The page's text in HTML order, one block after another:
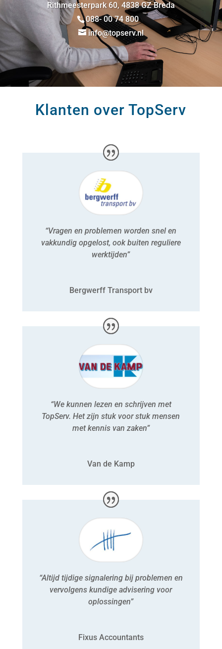
Rithmeesterpark 60, 4838 GZ Breda
088- 00 74 800
info@topserv.nl
Klanten over TopServ
“Vragen en problemen worden snel en
vakkundig opgelost, ook buiten reguliere
werktijden”
Bergwerff Transport bv
“We kunnen lezen en schrijven met
TopServ. Het zijn stuk voor stuk mensen
met kennis van zaken”
Van de Kamp
“Altijd tijdige signalering bij problemen en
vervolgens kundige advisering voor
oplossingen”
Fixus Accountants